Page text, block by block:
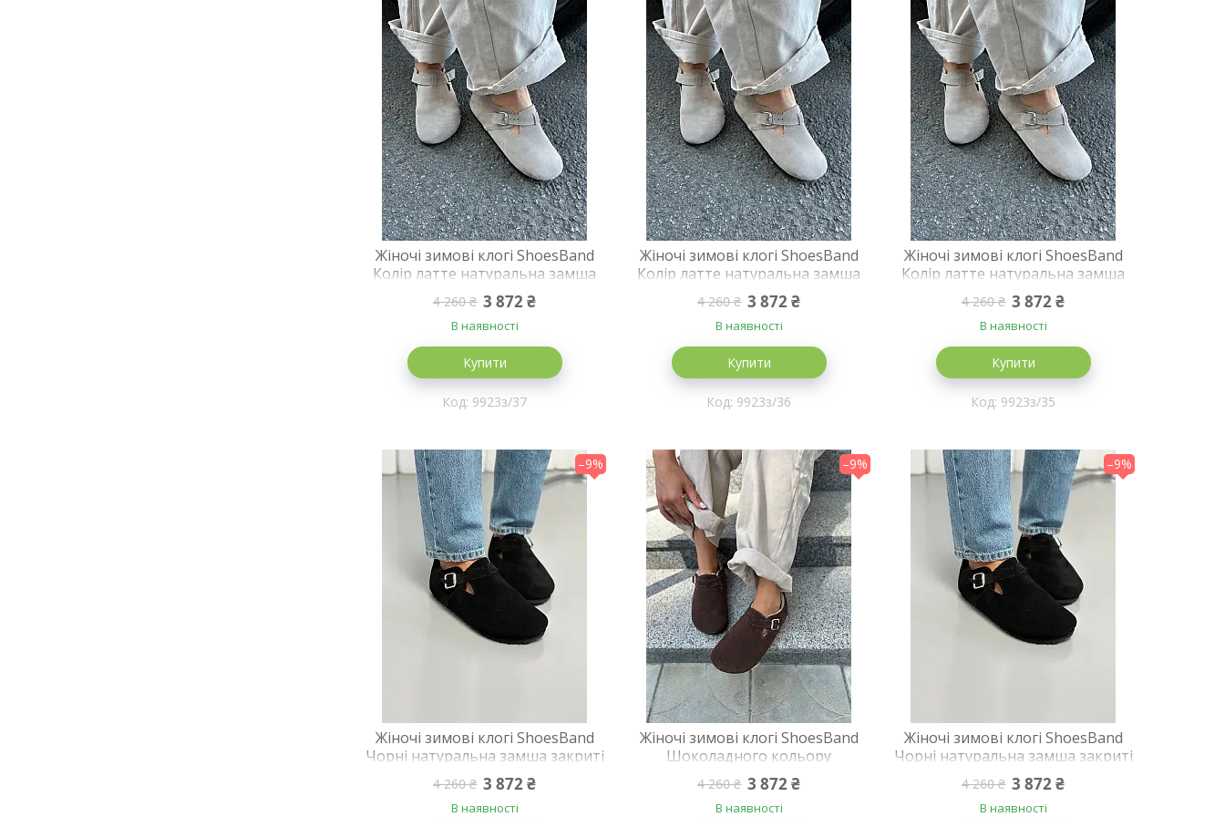
Жіночі зимові клогі ShoesBand
Колір латте натуральна замша
закриті на хутрі 37 (24 см)
(S99231з)
4 260 ₴ 3 872 ₴
В наявності
Купити
9923з/37
Жіночі зимові клогі ShoesBand
Колір латте натуральна замша
закриті на хутрі 36 (23,5 см)
(S99231з)
4 260 ₴ 3 872 ₴
В наявності
Купити
9923з/36
Жіночі зимові клогі ShoesBand
Колір латте натуральна замша
закриті на хутрі 35 (23 см)
(S99231з)
4 260 ₴ 3 872 ₴
В наявності
Купити
9923з/35
–9%
Жіночі зимові клогі ShoesBand
Чорні натуральна замша закриті
на хутрі 36 (23,5 см) (S99231-3з)
4 260 ₴ 3 872 ₴
В наявності
–9%
Жіночі зимові клогі ShoesBand
Шоколадного кольору
натуральна замша закриті на
хутрі 38 (24,5 см) (S99231-1з)
4 260 ₴ 3 872 ₴
В наявності
–9%
Жіночі зимові клогі ShoesBand
Чорні натуральна замша закриті
на хутрі 40 (26 см) (S99231-3з)
4 260 ₴ 3 872 ₴
В наявності